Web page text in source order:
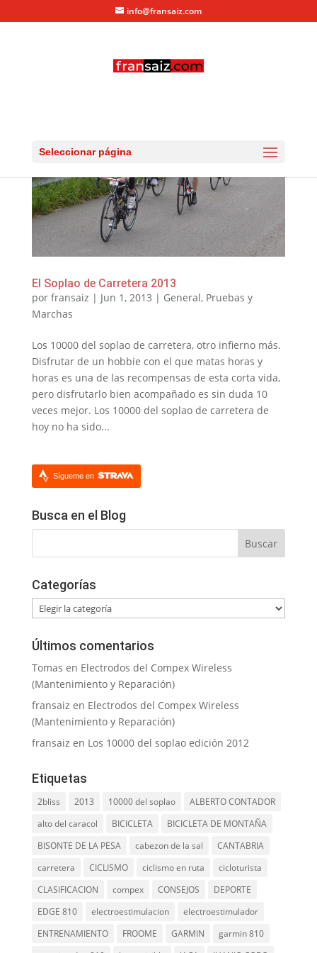
info@fransaiz.com
Seleccionar página
El Soplao de Carretera 2013
por fransaiz | Jun 1, 2013 | General, Pruebas y
Marchas
Los 10000 del soplao de carretera, otro infierno más.
Disfrutar de un hobbie con el que matas horas y
horas es una de las recompensas de esta corta vida,
pero disfrutarlo bien acompañado es sin duda 10
veces mejor. Los 10000 del soplao de carretera de
hoy no ha sido...
Sígueme en
Busca en el Blog
Categorías
Categorías
Últimos comentarios
Tomas en Electrodos del Compex Wireless
(Mantenimiento y Reparación)
fransaiz en Electrodos del Compex Wireless
(Mantenimiento y Reparación)
fransaiz en Los 10000 del soplao edición 2012
Etiquetas
2bliss 2013 10000 del soplao
ALBERTO CONTADOR
alto del caracol
BICICLETA
BICICLETA DE MONTAÑA
BISONTE DE LA PESA
cabezon de la sal
CANTABRIA
carretera
CICLISMO ciclismo en ruta
cicloturista
CLASIFICACION
compex CONSEJOS
DEPORTE
EDGE 810
electroestimulacion
electroestimulador
ENTRENAMIENTO
FROOME GARMIN
garmin 810